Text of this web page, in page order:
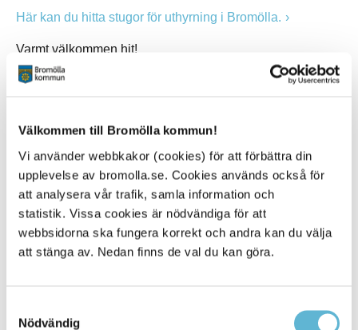
Välkommen till Bromölla kommun!
Vi använder webbkakor (cookies) för att förbättra din
upplevelse av bromolla.se. Cookies används också för
att analysera vår trafik, samla information och
statistik. Vissa cookies är nödvändiga för att
webbsidorna ska fungera korrekt och andra kan du välja
att stänga av. Nedan finns de val du kan göra.
Nödvändig
Här kan du hitta stugor för uthyrning i Bromölla.
Varmt välkommen hit!
Kontakt
Sara Widesjö
Turismstrateg
0456-82 22 51
(SMS0709-17 12 51)
sara.widesjo@bromolla.se
Bromölla turistinformation
Hermansens gata 22